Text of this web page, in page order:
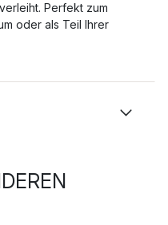
Perfekt zum
oder als Teil Ihrer